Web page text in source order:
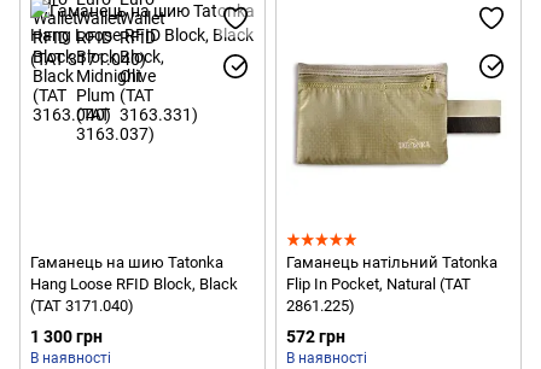
Гаманець на шию Tatonka
Hang Loose RFID Block, Black
(TAT 3171.040)
1 300 грн
В наявності
Гаманець натільний Tatonka
Flip In Pocket, Natural (TAT
2861.225)
572 грн
В наявності